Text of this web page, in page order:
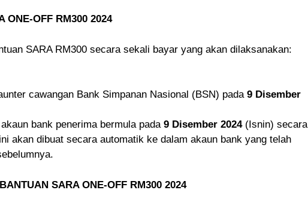
ONE-OFF RM300 2024
SARA RM300 secara sekali bayar yang akan dilaksanakan:
cawangan Bank Simpanan Nasional (BSN) pada 9 Disember
bank penerima bermula pada 9 Disember 2024(Isnin) secara
akan dibuat secara automatik ke dalam akaun bank yang telah
SARA ONE-OFF RM300 2024